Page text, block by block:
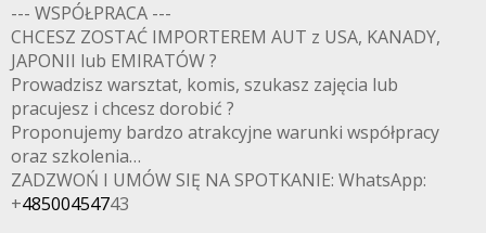
--- WSPÓŁPRACA ---
CHCESZ ZOSTAĆ IMPORTEREM AUT z USA, KANADY,
JAPONII lub EMIRATÓW ?
Prowadzisz warsztat, komis, szukasz zajęcia lub
pracujesz i chcesz dorobić ?
Proponujemy bardzo atrakcyjne warunki współpracy
oraz szkolenia…
ZADZWOŃ I UMÓW SIĘ NA SPOTKANIE: WhatsApp:
+48500454743